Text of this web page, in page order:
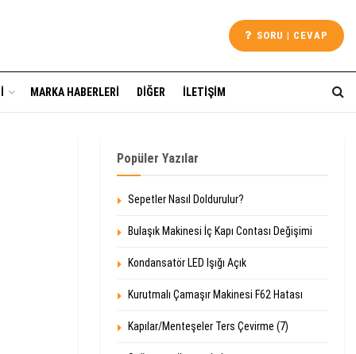
SORU | CEVAP
MARKA HABERLERI DIĞER İLETIŞIM
Popüler Yazılar
Sepetler Nasıl Doldurulur?
Bulaşık Makinesi İç Kapı Contası Değişimi
Kondansatör LED Işığı Açık
Kurutmalı Çamaşır Makinesi F62 Hatası
Kapılar/Menteşeler Ters Çevirme (7)